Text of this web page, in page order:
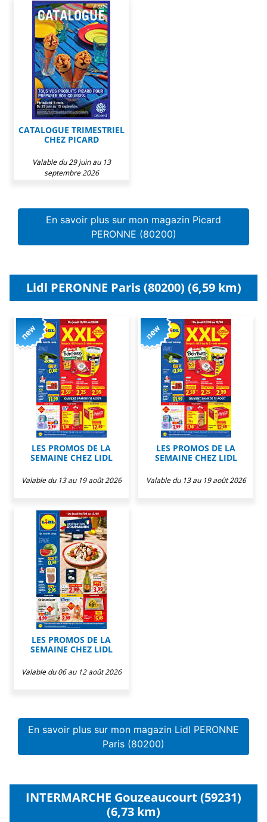
CATALOGUE TRIMESTRIEL
CHEZ PICARD
Valable du 29 juin au 13
septembre 2026
En savoir plus sur mon magazin Picard
PERONNE (80200)
Lidl PERONNE Paris (80200) (6,59 km)
LES PROMOS DE LA
SEMAINE CHEZ LIDL
Valable du 13 au 19 août 2026
LES PROMOS DE LA
SEMAINE CHEZ LIDL
Valable du 13 au 19 août 2026
LES PROMOS DE LA
SEMAINE CHEZ LIDL
Valable du 06 au 12 août 2026
En savoir plus sur mon magazin Lidl PERONNE
Paris (80200)
INTERMARCHE Gouzeaucourt (59231)
(6,73 km)